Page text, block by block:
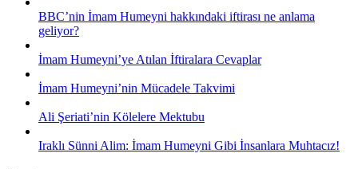
BBC’nin İmam Humeyni hakkındaki iftirası ne anlama
geliyor?
İmam Humeyni’ye Atılan İftiralara Cevaplar
İmam Humeyni’nin Mücadele Takvimi
Ali Şeriati’nin Kölelere Mektubu
Iraklı Sünni Alim: İmam Humeyni Gibi İnsanlara Muhtacız!